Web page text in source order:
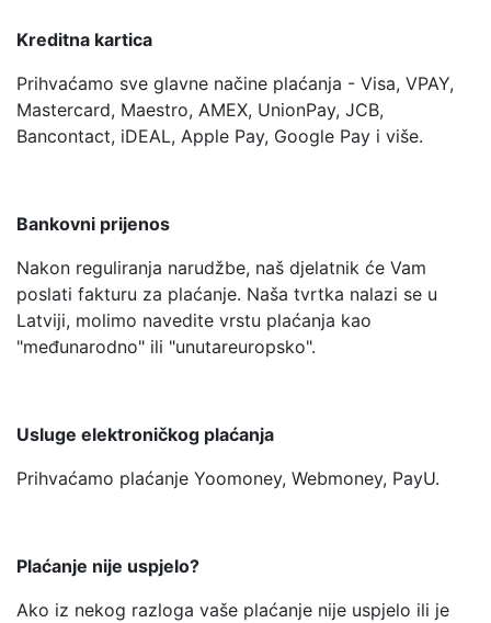
Kreditna kartica
Prihvaćamo sve glavne načine plaćanja - Visa, VPAY,
Mastercard, Maestro, AMEX, UnionPay, JCB,
Bancontact, iDEAL, Apple Pay, Google Pay i više.
Bankovni prijenos
Nakon reguliranja narudžbe, naš djelatnik će Vam
poslati fakturu za plaćanje. Naša tvrtka nalazi se u
Latviji, molimo navedite vrstu plaćanja kao
"međunarodno" ili "unutareuropsko".
Usluge elektroničkog plaćanja
Prihvaćamo plaćanje Yoomoney, Webmoney, PayU.
Plaćanje nije uspjelo?
Ako iz nekog razloga vaše plaćanje nije uspjelo ili je